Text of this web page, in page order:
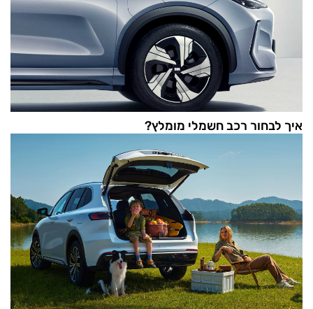
איך לבחור רכב חשמלי מומלץ?